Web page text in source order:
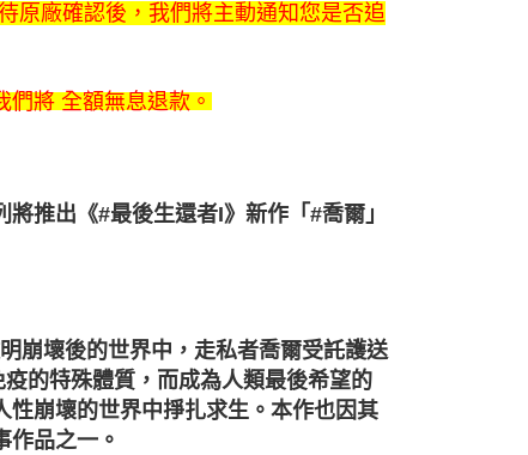
原廠確認後，我們將主動通知您是否追
們將全額無息退款 。
推出《#最後生還者I》新作「#喬爾」
崩壞後的世界中，走私者喬爾受託護送
的特殊體質，而成為人類最後希望的
崩壞的世界中掙扎求生。本作也因其
作品之一。